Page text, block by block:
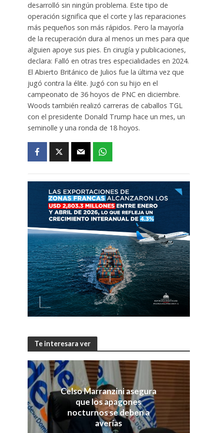
desarrolló sin ningún problema. Este tipo de
operación significa que el corte y las reparaciones
más pequeños son más rápidos. Pero la mayoría
de la recuperación dura al menos un mes para que
alguien apoye sus pies. En cirugía y publicaciones,
declara: Falló en otras tres especialidades en 2024.
El Abierto Británico de Julios fue la última vez que
jugó contra la élite. Jugó con su hijo en el
campeonato de 36 hoyos de PNC en diciembre.
Woods también realizó carreras de caballos TGL
con el presidente Donald Trump hace un mes, un
seminolle y una ronda de 18 hoyos.
Te interesara ver
Celso Marranzini asegura
que los apagones
nocturnos se deben a
averías